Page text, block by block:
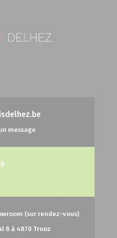
message
(sur rendez-vous)
8 à 4870 Trooz